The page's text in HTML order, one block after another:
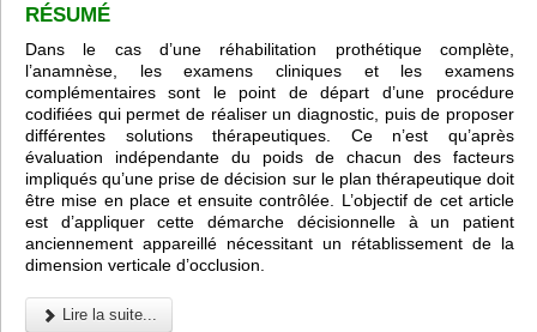
RÉSUMÉ
Dans le cas d’une réhabilitation prothétique complète,
l’anamnèse, les examens cliniques et les examens
complémentaires sont le point de départ d’une procédure
codifiées qui permet de réaliser un diagnostic, puis de proposer
différentes solutions thérapeutiques. Ce n’est qu’après
évaluation indépendante du poids de chacun des facteurs
impliqués qu’une prise de décision sur le plan thérapeutique doit
être mise en place et ensuite contrôlée. L’objectif de cet article
est d’appliquer cette démarche décisionnelle à un patient
anciennement appareillé nécessitant un rétablissement de la
dimension verticale d’occlusion.
Lire la suite...